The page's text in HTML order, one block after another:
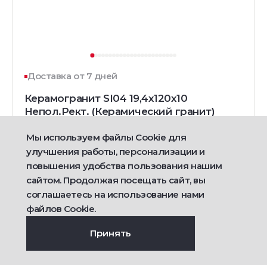
Доставка от 7 дней
Керамогранит SI04 19,4х120х10
Непол.Рект. (Керамический гранит)
ЦВЕТ:
19.4x120
3 850
руб/м2
4 195
руб/м2
-9%
Мы используем файлы Cookie для
улучшения работы, персонализации и
повышения удобства пользования нашим
сайтом. Продолжая посещать сайт, вы
соглашаетесь на использование нами
файлов Cookie.
Принять